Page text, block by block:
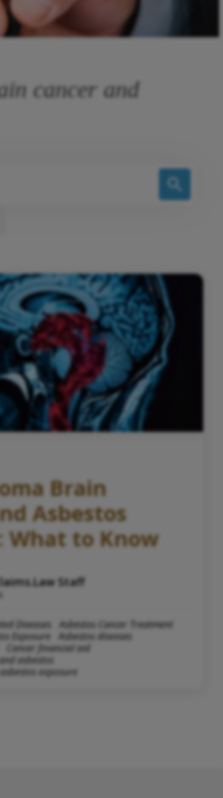
cancer and
Brain
Asbestos
What to Know
Staff
Diseases
Asbestos Cancer Treatment
Exposure
Asbestos diseases
Cancer financial aid
asbestos
exposure